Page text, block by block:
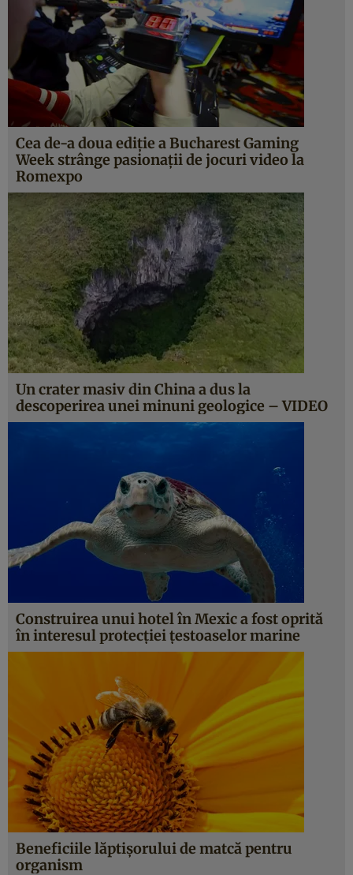
Cea de-a doua ediţie a Bucharest Gaming
Week strânge pasionaţii de jocuri video la
Romexpo
Un crater masiv din China a dus la
descoperirea unei minuni geologice – VIDEO
Construirea unui hotel în Mexic a fost oprită
în interesul protecţiei ţestoaselor marine
Beneficiile lăptişorului de matcă pentru
organism